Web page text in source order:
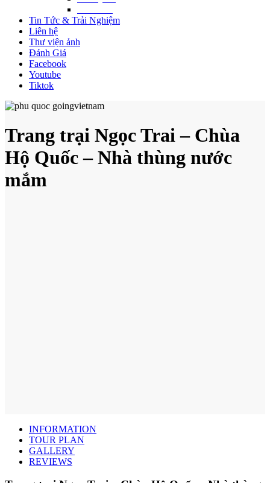
Tin Tức & Trải Nghiệm
Liên hệ
Thư viện ảnh
Đánh Giá
Facebook
Youtube
Tiktok
Trang trại Ngọc Trai – Chùa
Hộ Quốc – Nhà thùng nước
mắm
INFORMATION
TOUR PLAN
GALLERY
REVIEWS